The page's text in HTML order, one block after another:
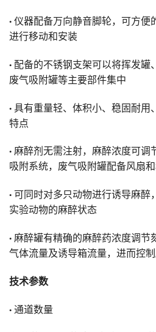
· 仪器配备万向静音脚轮，可方便
进行移动和安装
· 配备的不锈钢支架可以将挥发罐
废气吸附罐等主要部件集中
· 具有重量轻、体积小、稳固耐用
特点
· 麻醉剂无需注射，麻醉浓度可调
吸附系统，废气吸附罐配备风扇
· 可同时对多只动物进行诱导麻醉
实验动物的麻醉状态
· 麻醉罐有精确的麻醉药浓度调节
气体流量及诱导箱流量，进而控
技术参数
· 通道数量